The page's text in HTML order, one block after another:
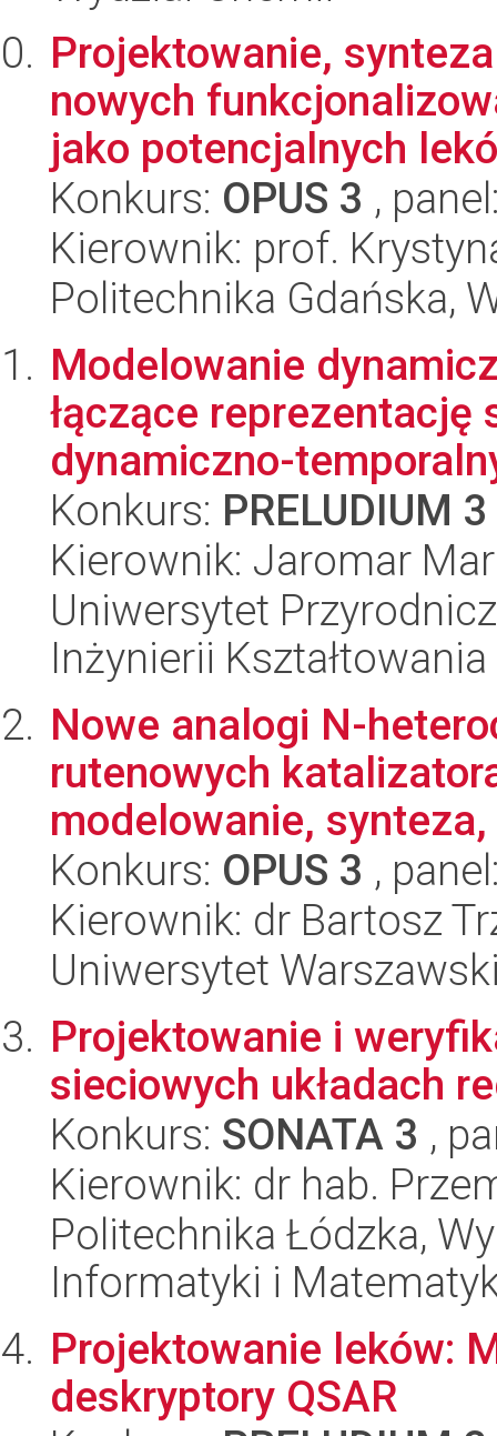
Projektowanie,
nowych
jako potencjalnych
Konkurs: OPUS 3 ,
Kierownik: prof.
Politechnika Gdańska,
Modelowanie
łączące
dynamiczno-
Konkurs: PRELUDIUM 3
Kierownik: Jaromar
Uniwersytet
Inżynierii
Nowe analogi N-
rutenowych
modelowanie,
Konkurs: OPUS 3 ,
Kierownik: dr Bartosz
Uniwersytet
Projektowanie i
sieciowych układach
Konkurs: SONATA 3 ,
Kierownik: dr hab.
Politechnika Łódzka,
Informatyki i
Projektowanie leków:
deskryptory QSAR